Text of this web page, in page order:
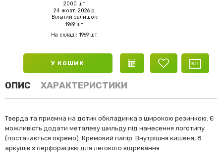
2000 шт.
24 жовт. 2026 р.
Вільний залишок:
1969 шт.
На складі: 1969 шт.
У КОШИК
ОПИС ХАРАКТЕРИСТИКИ
Тверда та приємна на дотик обкладинка з широкою резинкою. Є
можливість додати металеву шильду під нанесення логотипу
(постачається окремо). Кремовий папір. Внутрішня кишеня, 8
аркушів з перфорацією для легокого відривання.